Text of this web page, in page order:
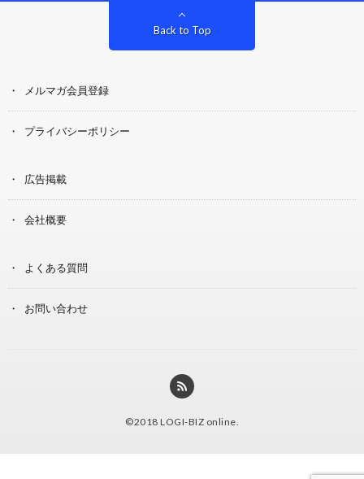
Back to Top
メルマガ会員登録
プライバシーポリシー
広告掲載
会社概要
よくある質問
お問い合わせ
©2018 LOGI-BIZ online